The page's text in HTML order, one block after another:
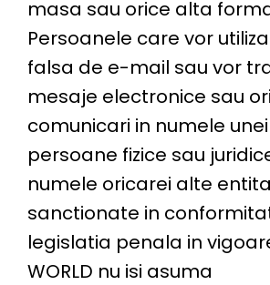
masa sau orice alta
Persoanele care vor
falsa de e-mail sau vor
mesaje electronice sau
comunicari in numele
persoane fizice sau
numele oricarei alte
sanctionate in
legislatia penala in
WORLD nu isi asuma